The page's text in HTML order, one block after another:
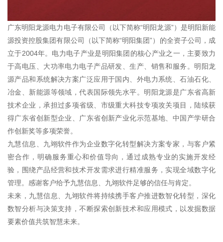
广东明阳龙源电力电子有限公司（以下简称“明阳龙源”）是明阳新能
源投资控股集团有限公司（以下简称“明阳集团”）的全资子公司，成
立于2004年。电力电子产业是明阳集团的核心产业之一，主要致力
于高电压、大功率电力电子产品研发、生产、销售和服务。明阳龙
源产品和系统解决方案广泛应用于国内、外电力系统、石油石化、
冶金、新能源等领域，代表国际领先水平。明阳龙源是广东省高新
技术企业，承担过多项省级、市级重大科技专项攻关项目，陆续获
得广东省创新型企业、广东省创新产业化示范基地、中国产学研合
作创新奖等多项荣誉。
九慧信息、九翊软件作为企业数字化转型解决方案专家，与客户紧
密合作，明确服务重心和价值导向，通过成熟专业的实施开发经
验，围绕产品经营和技术开发需求进行精准服务，实现全域数字化
管理。感谢客户给予九慧信息、九翊软件足够的信任与肯定。
未来，九慧信息、九翊软件将持续携手客户推进数智化转型，深化
数智分析与决策支持，不断探索创新技术和应用模式，以发掘数据
要素价值共筑智慧未来。